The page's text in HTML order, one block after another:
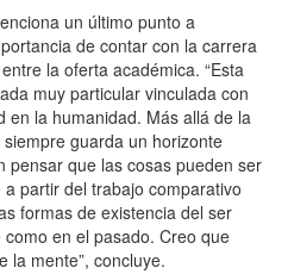
un último punto a
de contar con la carrera
la oferta académica. “Esta
muy particular vinculada con
en la humanidad. Más allá de la
guarda un horizonte
pensar que las cosas pueden ser
partir del trabajo comparativo
formas de existencia del ser
en el pasado. Creo que
la mente”, concluye.